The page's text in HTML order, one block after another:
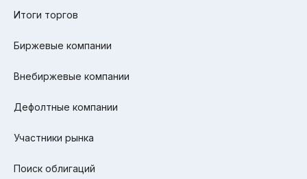
Итоги торгов
Биржевые компании
Внебиржевые компании
Дефолтные компании
Участники рынка
Поиск облигаций